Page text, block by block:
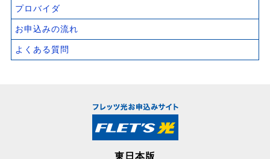
プロバイダ
お申込みの流れ
よくある質問
東日本版